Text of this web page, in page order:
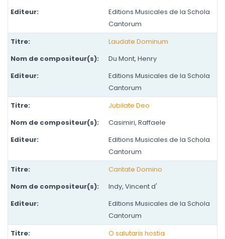
Editions Musicales de la Schola
Cantorum
Laudate Dominum
Du Mont, Henry
Editions Musicales de la Schola
Cantorum
Jubilate Deo
Casimiri, Raffaele
Editions Musicales de la Schola
Cantorum
Cantate Domino
Indy, Vincent d'
Editions Musicales de la Schola
Cantorum
O salutaris hostia